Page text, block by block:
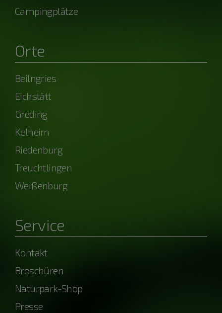
Campingplätze
Orte
Beilngries
Eichstätt
Greding
Kelheim
Riedenburg
Treuchtlingen
Weißenburg
Service
Kontakt
Broschüren
Naturpark-Shop
Presse